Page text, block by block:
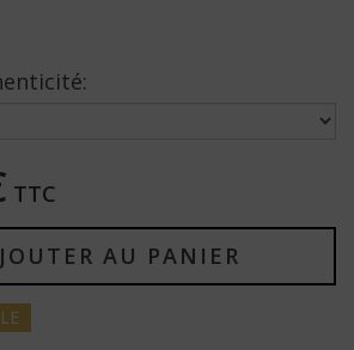
TTC
AU PANIER